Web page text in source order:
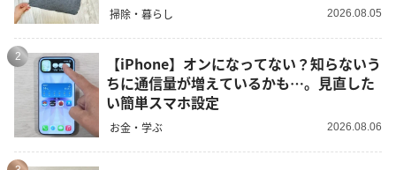
掃除・暮らし 2026.08.05
2
【iPhone】オンになってない？知らないう
ちに通信量が増えているかも…。見直した
い簡単スマホ設定
お金・学ぶ 2026.08.06